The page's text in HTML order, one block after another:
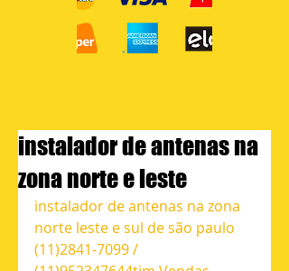
instalador de antenas na
zona norte e leste
instalador de antenas na zona
norte leste e sul de são paulo
(11)2841-7099 /